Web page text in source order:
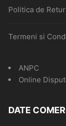
Politica de Retur
Termeni si
ANPC
Online
DATE